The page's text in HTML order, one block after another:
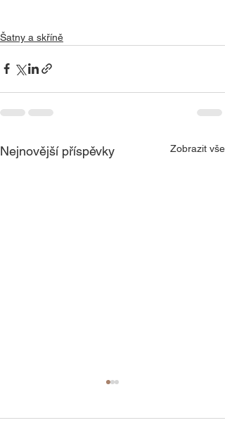
Šatny a skříně
Nejnovější příspěvky Zobrazit vše